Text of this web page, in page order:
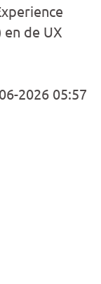
de UX
2026 05:57